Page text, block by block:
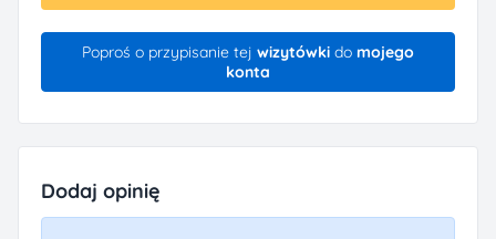
Poproś o przypisanie tej wizytówkido mojego
konta
Dodaj opinię